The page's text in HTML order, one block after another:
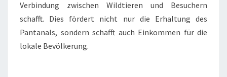
Verbindung zwischen Wildtieren und Besuchern
schafft. Dies fördert nicht nur die Erhaltung des
Pantanals, sondern schafft auch Einkommen für die
lokale Bevölkerung.